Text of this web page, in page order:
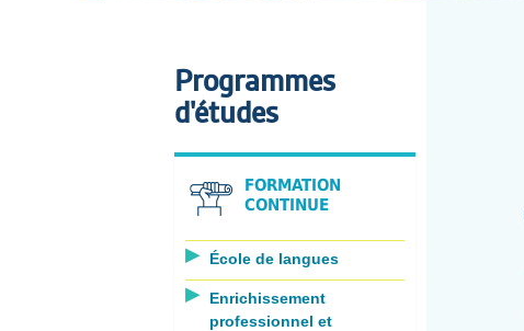
Programmes
d'études
FORMATION
CONTINUE
École de langues
Enrichissement
professionnel et